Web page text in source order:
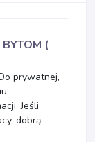
BYTOM (
prywatnej,
Jeśli
dobrą